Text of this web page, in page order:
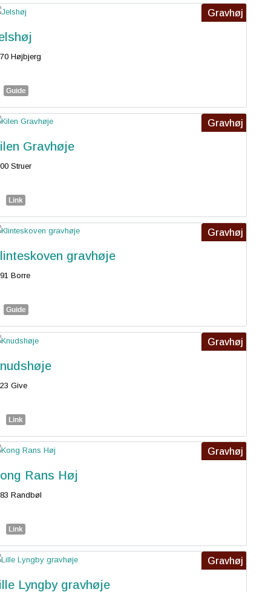
Gravhøj
Højbjerg
Guide
Gravhøj
Gravhøje
Struer
Link
Gravhøj
gravhøje
Borre
Guide
Gravhøj
Give
Link
Gravhøj
Rans Høj
Randbøl
Link
Gravhøj
Lyngby gravhøje